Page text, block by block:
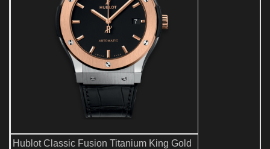
Hublot Classic Fusion Titanium King Gold